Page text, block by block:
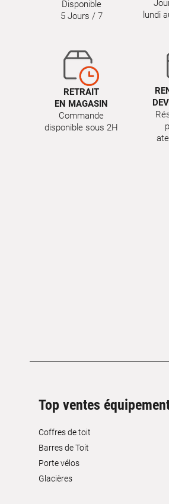
Disponible
5 Jours / 7
lundi
RETRAIT
EN MAGASIN
Commande
disponible sous 2H
Top ventes
Coffres de toit
Barres de Toit
Porte vélos
Glacières